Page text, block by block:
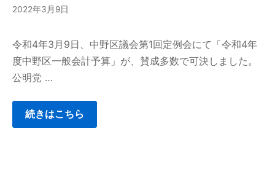
2022年3月9日
令和4年3月9日、中野区議会第1回定例会にて「令和4年
度中野区一般会計予算」が、賛成多数で可決しました。
公明党 …
続きはこちら